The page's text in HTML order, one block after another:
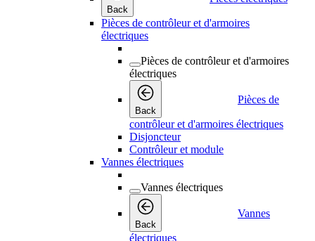
Back
Pièces de contrôleur et d'armoires
électriques
Pièces de contrôleur et d'armoires
électriques
Back
Pièces de
contrôleur et d'armoires électriques
Disjoncteur
Contrôleur et module
Vannes électriques
Vannes électriques
Back
Vannes
électriques